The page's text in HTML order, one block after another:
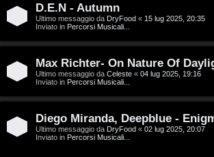
D.E.N - Autumn
Ultimo messaggio da DryFood « 15 lug 2025, 20:35
Inviato in Percorsi Musicali...
Max Richter- On Nature Of
Ultimo messaggio da Celeste « 04 lug 2025, 19:16
Inviato in Percorsi Musicali...
Diego Miranda, Deepblue -
Ultimo messaggio da DryFood « 02 lug 2025, 20:07
Inviato in Percorsi Musicali...
S
t
o
r
e
: